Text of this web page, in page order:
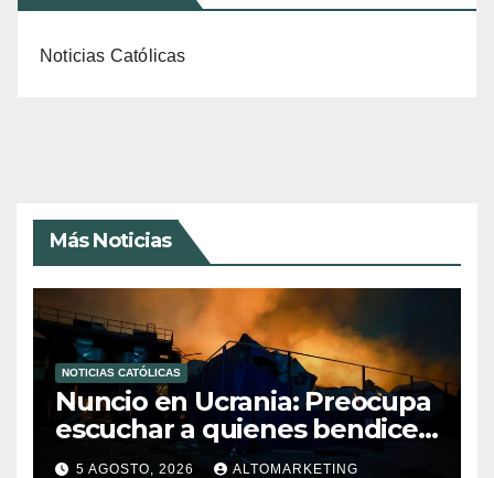
Noticias Católicas
Más Noticias
NOTICIAS CATÓLICAS
Nuncio en Ucrania: Preocupa
escuchar a quienes bendicen
la guerra
5 AGOSTO, 2026 ALTOMARKETING